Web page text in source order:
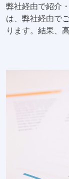
弊社経由で紹介
は、弊社経由で
ります。結果、